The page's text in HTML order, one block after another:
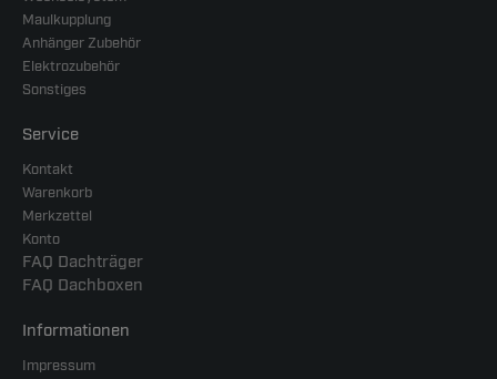
Maulkupplung
Anhänger Zubehör
Elektrozubehör
Sonstiges
Service
Kontakt
Warenkorb
Merkzettel
Konto
FAQ Dachträger
FAQ Dachboxen
Informationen
Impressum